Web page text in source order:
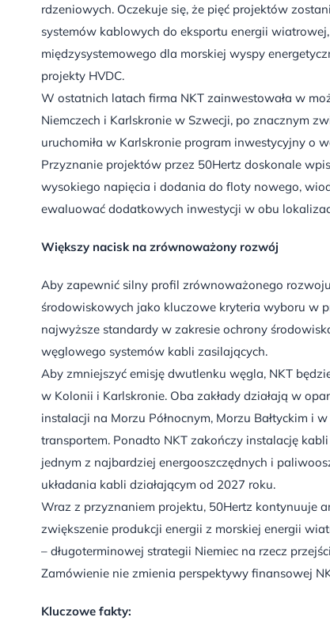
rdzeniowych. Oczekuje się, że pięć projektów
systemów kablowych do eksportu energii
międzysystemowego dla morskiej wyspy
projekty HVDC.
W ostatnich latach firma NKT zainwestowała w
Niemczech i Karlskronie w Szwecji, po znacznym
uruchomiła w Karlskronie program inwestycyjny o
Przyznanie projektów przez 50Hertz doskonale
wysokiego napięcia i dodania do floty nowego,
ewaluować dodatkowych inwestycji w obu
Większy nacisk na zrównoważony rozwój
Aby zapewnić silny profil zrównoważonego
środowiskowych jako kluczowe kryteria wyboru w
najwyższe standardy w zakresie ochrony
węglowego systemów kabli zasilających.
Aby zmniejszyć emisję dwutlenku węgla, NKT
w Kolonii i Karlskronie. Oba zakłady działają w
instalacji na Morzu Północnym, Morzu Bałtyckim i
transportem. Ponadto NKT zakończy instalację
jednym z najbardziej energooszczędnych i
układania kabli działającym od 2027 roku.
Wraz z przyznaniem projektu, 50Hertz kontynuuje
zwiększenie produkcji energii z morskiej energii
– długoterminowej strategii Niemiec na rzecz
Zamówienie nie zmienia perspektywy finansowej
Kluczowe fakty: